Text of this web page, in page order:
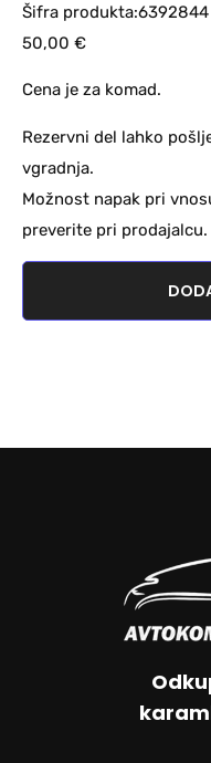
Šifra produkta:6392844
50,00 €
Cena je za komad.
Rezervni del lahko
vgradnja.
Možnost napak pri
preverite pri